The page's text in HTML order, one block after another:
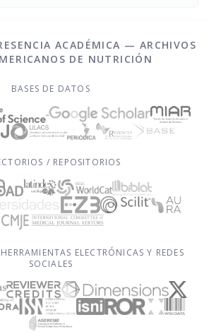
ACADÉMICA — ARCHIVOS
DE NUTRICIÓN
BASES DE DATOS
/ REPOSITORIOS
ELECTRÓNICAS Y REDES
SOCIALES